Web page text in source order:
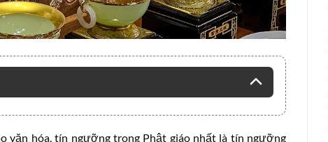
văn hóa, tín ngưỡng trong Phật giáo nhất là tín ngưỡng